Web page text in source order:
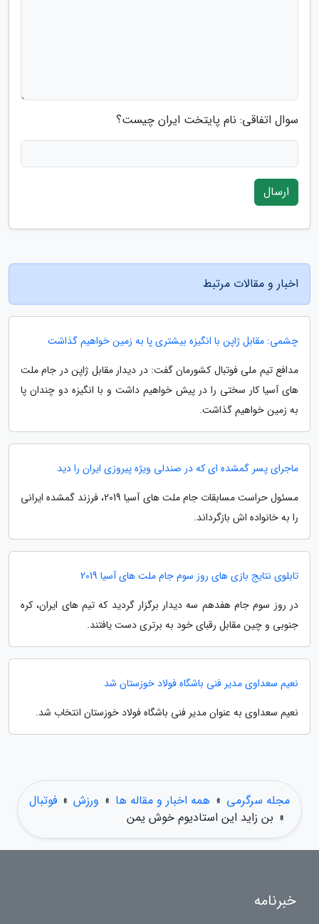
سوال اتفاقی: نام پایتخت ایران چیست؟
ارسال
اخبار و مقالات مرتبط
چشمی: مقابل ژاپن با انگیزه بیشتری پا به زمین خواهیم گذاشت
مدافع تیم ملی فوتبال کشورمان گفت: در دیدار مقابل ژاپن در جام ملت
های آسیا کار سختی را در پیش خواهیم داشت و با انگیزه دو چندان پا
به زمین خواهیم گذاشت.
ماجرای پسر گمشده ای که در صندلی ویژه پیروزی ایران را دید
مسئول حراست مسابقات جام ملت های آسیا 2019، فرزند گمشده ایرانی
را به خانواده اش بازگرداند.
تابلوی نتایج بازی های روز سوم جام ملت های آسیا 2019
در روز سوم جام هفدهم سه دیدار برگزار گردید که تیم های ایران، کره
جنوبی و چین مقابل رقبای خود به برتری دست یافتند.
نعیم سعداوی مدیر فنی باشگاه فولاد خوزستان شد
نعیم سعداوی به عنوان مدیر فنی باشگاه فولاد خوزستان انتخاب شد.
مجله سرگرمی » همه اخبار و مقاله ها » ورزش » فوتبال
» بن زاید این استادیوم خوش یمن
خبرنامه